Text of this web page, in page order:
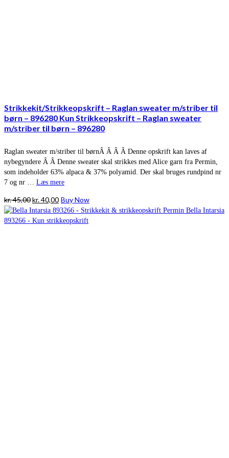
Strikkekit/Strikkeopskrift – Raglan sweater m/striber til
børn – 896280 Kun Strikkeopskrift – Raglan sweater
m/striber til børn – 896280
Raglan sweater m/striber til børnÂ Â Â Â Denne opskrift kan laves af
nybegyndere Â Â Denne sweater skal strikkes med Alice garn fra Permin,
som indeholder 63% alpaca & 37% polyamid. Der skal bruges rundpind nr
7 og nr … Læs mere
kr.45,00Den
oprindelige
pris
kr.40,00Den
aktuelle
pris
Buy Now